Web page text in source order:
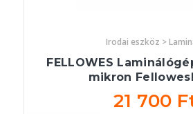
Irodai eszköz >
FELLOWES
mikron
21 700